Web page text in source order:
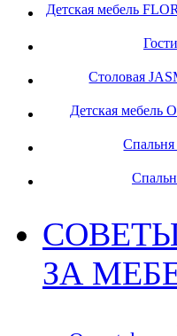
Детская мебель
Столовая
Детская мебель
ЗА